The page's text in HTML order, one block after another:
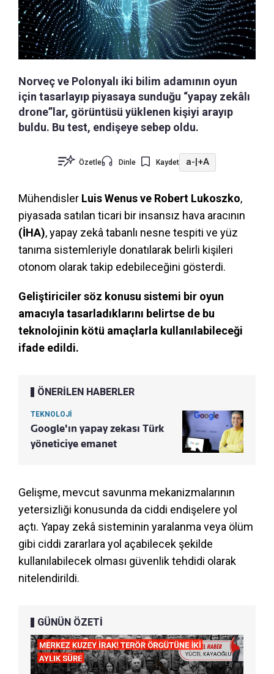
Norveç ve Polonyalı iki bilim adamının oyun
için tasarlayıp piyasaya sunduğu “yapay zekâlı
drone”lar, görüntüsü yüklenen kişiyi arayıp
buldu. Bu test, endişeye sebep oldu.
Özetle Dinle Kaydet a-|+A
Mühendisler Luis Wenus ve Robert Lukoszko,
piyasada satılan ticari bir insansız hava aracının
(İHA), yapay zekâ tabanlı nesne tespiti ve yüz
tanıma sistemleriyle donatılarak belirli kişileri
otonom olarak takip edebileceğini gösterdi.
Geliştiriciler söz konusu sistemi bir oyun
amacıyla tasarladıklarını belirtse de bu
teknolojinin kötü amaçlarla kullanılabileceği
ifade edildi.
ÖNERİLEN HABERLER
TEKNOLOJİ
Google'ın yapay zekası Türk
yöneticiye emanet
Gelişme, mevcut savunma mekanizmalarının
yetersizliği konusunda da ciddi endişelere yol
açtı. Yapay zekâ sisteminin yaralanma veya ölüm
gibi ciddi zararlara yol açabilecek şekilde
kullanılabilecek olması güvenlik tehdidi olarak
nitelendirildi.
GÜNÜN ÖZETİ